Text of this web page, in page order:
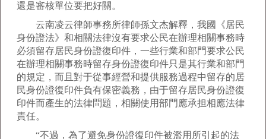
還是審核單位要把好關。
云南凌云律師事務所律師孫文杰解釋，我國《居民
身份證法》和相關法律沒有要求公民在辦理相關事務時
必須留存居民身份證復印件，一些行業和部門要求公民
在辦理相關事務時留存身份證復印件只是其行業和部門
的規定，而且對于從事經營和提供服務過程中留存的居
民身份證復印件負有保密義務，由于留存居民身份證復
印件而產生的法律問題，相關使用部門應承担相應法律
責任。
“不過，為了避免身份證復印件被濫用所引起的法